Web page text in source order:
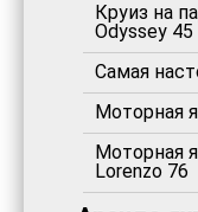
Круиз на
Odyssey 45
Самая
Моторная
Моторная
Lorenzo 76